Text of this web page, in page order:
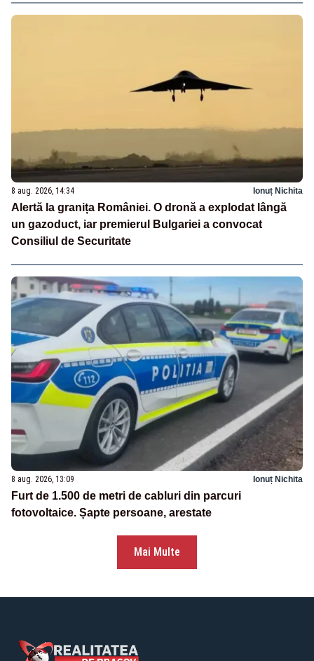
8 aug. 2026, 14:34 Ionuț Nichita
Alertă la granița României. O dronă a explodat lângă
un gazoduct, iar premierul Bulgariei a convocat
Consiliul de Securitate
8 aug. 2026, 13:09 Ionuț Nichita
Furt de 1.500 de metri de cabluri din parcuri
fotovoltaice. Șapte persoane, arestate
Mai Multe